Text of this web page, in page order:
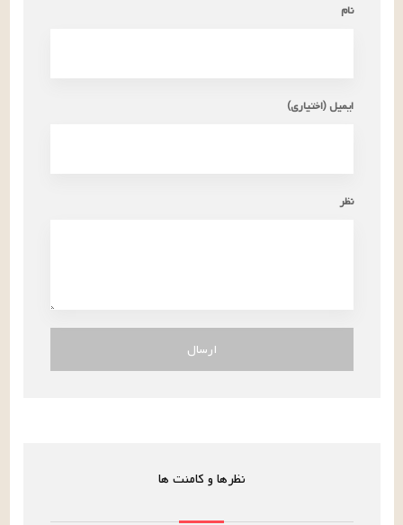
نام
ایمیل (اختیاری)
نظر
ارسال
نظرها و کامنت ها